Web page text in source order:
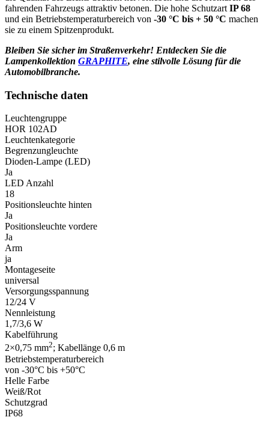
fahrenden Fahrzeugs attraktiv betonen. Die hohe Schutzart IP 68
und ein Betriebstemperaturbereich von -30 °C bis + 50 °C machen
sie zu einem Spitzenprodukt.
Bleiben Sie sicher im Straßenverkehr! Entdecken Sie die
Lampenkollektion GRAPHITE, eine stilvolle Lösung für die
Automobilbranche.
Technische daten
Leuchtengruppe
HOR 102AD
Leuchtenkategorie
Begrenzungleuchte
Dioden-Lampe (LED)
Ja
LED Anzahl
18
Positionsleuchte hinten
Ja
Positionsleuchte vordere
Ja
Arm
ja
Montageseite
universal
Versorgungsspannung
12/24 V
Nennleistung
1,7/3,6 W
Kabelführung
2×0,75 mm2; Kabellänge 0,6 m
Betriebstemperaturbereich
von -30°C bis +50°C
Helle Farbe
Weiß/Rot
Schutzgrad
IP68